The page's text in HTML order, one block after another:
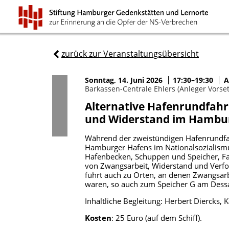
zurück zur Veranstaltungsübersicht
Sonntag, 14. Juni 2026 17:30–19:30
Barkassen-Centrale Ehlers (Anleger
Alternative
und Widerstand im
Während der zweistündigen
Hamburger Hafens im
Hafenbecken, Schuppen und Speicher,
von Zwangsarbeit, Widerstand und
führt auch zu Orten, an denen
waren, so auch zum Speicher G am
Inhaltliche Begleitung: Herbert Diercks,
Kosten: 25 Euro (auf dem Schiff).